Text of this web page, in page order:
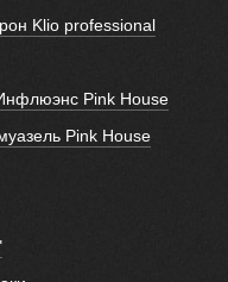
Klio professional
Pink House
Pink House